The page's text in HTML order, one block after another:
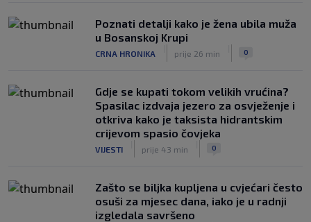
Poznati detalji kako je žena ubila muža
u Bosanskoj Krupi
CRNA HRONIKA prije 26 min 0
Gdje se kupati tokom velikih vrućina?
Spasilac izdvaja jezero za osvježenje i
otkriva kako je taksista hidrantskim
crijevom spasio čovjeka
VIJESTI prije 43 min 0
Zašto se biljka kupljena u cvjećari često
osuši za mjesec dana, iako je u radnji
izgledala savršeno